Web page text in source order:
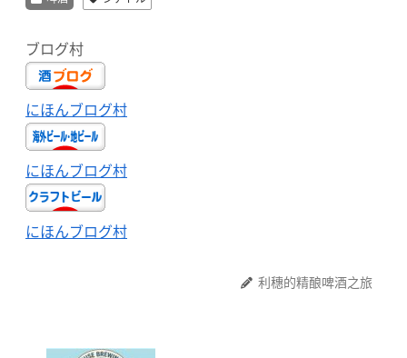
ブログ村
にほんブログ村
にほんブログ村
にほんブログ村
利穗的精酿啤酒之旅